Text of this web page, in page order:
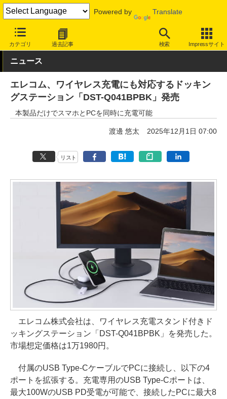
Powered by Translate
カテゴリ 過去記事 検索 Impressサイト
INTERNET Watch ハードウェア
ニュース
エレコム、ワイヤレス充電にも対応するドッキン
グステーション「DST-Q041BPBK」発売
本製品だけでスマホとPCを同時に充電可能
渡邊 悠太 2025年12月1日 07:00
リスト
エレコム株式会社は、ワイヤレス充電スタンド付きド
ッキングステーション「DST-Q041BPBK」を発売した。
市場想定価格は1万1980円。
付属のUSB Type-CケーブルでPCに接続し、以下の4
ポートを拡張する。充電専用のUSB Type-Cポートは、
最大100WのUSB PD受電が可能で、接続したPCに最大8